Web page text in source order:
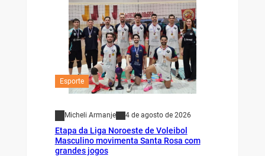
Esporte
Micheli Armanje 4 de agosto de 2026
Etapa da Liga Noroeste de Voleibol
Masculino movimenta Santa Rosa com
grandes jogos